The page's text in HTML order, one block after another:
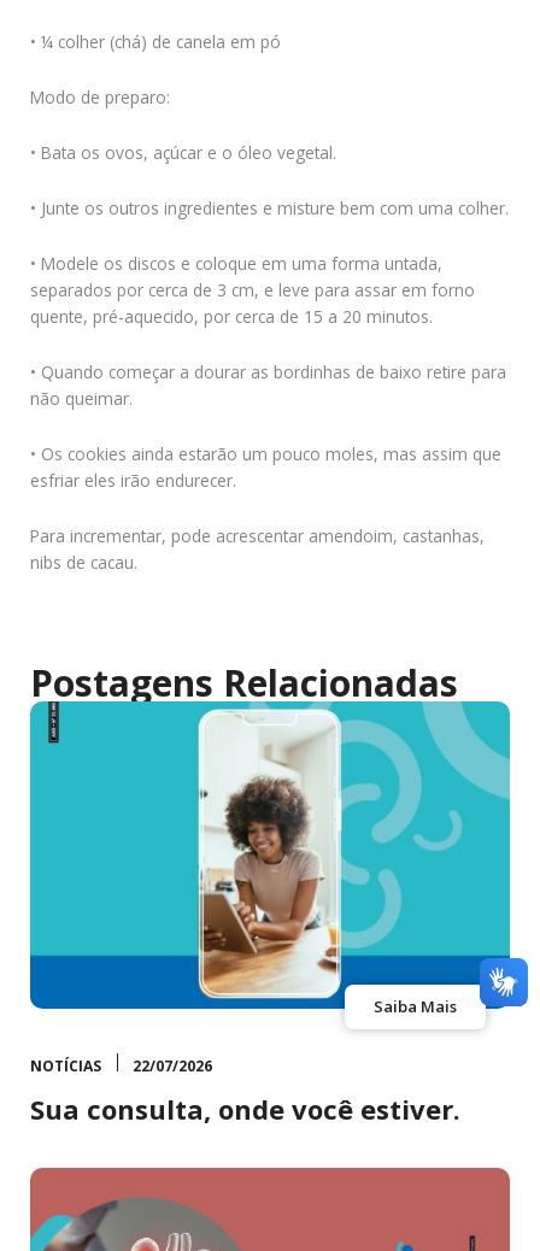
• ¼ colher (chá) de canela em pó
Modo de preparo:
• Bata os ovos, açúcar e o óleo vegetal.
• Junte os outros ingredientes e misture bem com uma colher.
• Modele os discos e coloque em uma forma untada,
separados por cerca de 3 cm, e leve para assar em forno
quente, pré-aquecido, por cerca de 15 a 20 minutos.
• Quando começar a dourar as bordinhas de baixo retire para
não queimar.
• Os cookies ainda estarão um pouco moles, mas assim que
esfriar eles irão endurecer.
Para incrementar, pode acrescentar amendoim, castanhas,
nibs de cacau.
Postagens Relacionadas
Saiba Mais
NOTÍCIAS 22/07/2026
Sua consulta, onde você estiver.